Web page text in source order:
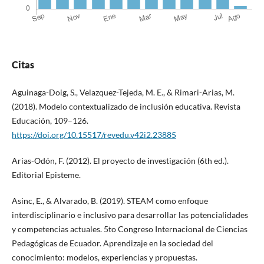
Citas
Aguinaga-Doig, S., Velazquez-Tejeda, M. E., & Rimari-Arias, M.
(2018). Modelo contextualizado de inclusión educativa. Revista
Educación, 109–126.
https://doi.org/10.15517/revedu.v42i2.23885
Arias-Odón, F. (2012). El proyecto de investigación (6th ed.).
Editorial Episteme.
Asinc, E., & Alvarado, B. (2019). STEAM como enfoque
interdisciplinario e inclusivo para desarrollar las potencialidades
y competencias actuales. 5to Congreso Internacional de Ciencias
Pedagógicas de Ecuador. Aprendizaje en la sociedad del
conocimiento: modelos, experiencias y propuestas.